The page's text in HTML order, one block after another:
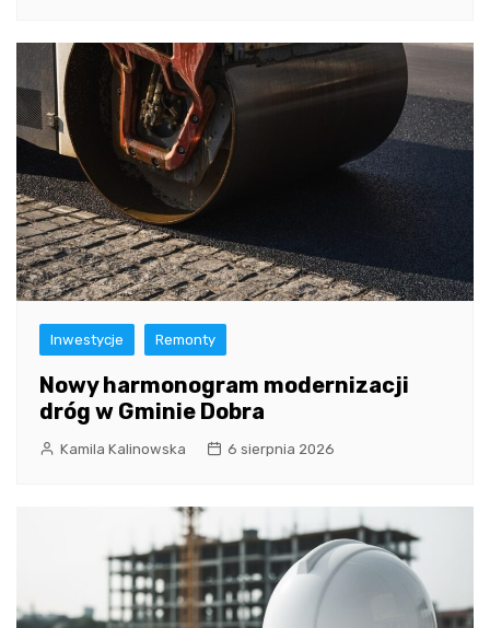
Inwestycje Remonty
Nowy harmonogram modernizacji
dróg w Gminie Dobra
Kamila Kalinowska 6 sierpnia 2026